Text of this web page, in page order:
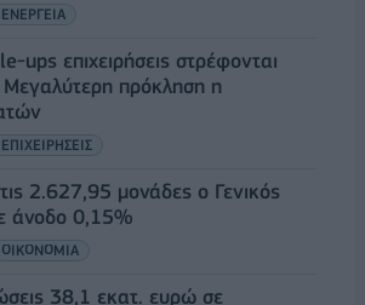
ΕΝΕΡΓΕΙΑ
ups επιχειρήσεις στρέφονται
πρόκληση η
ΕΠΙΧΕΙΡΗΣΕΙΣ
2.627,95 μονάδες ο Γενικός
άνοδο 0,15%
ΟΙΚΟΝΟΜΙΑ
38,1 εκατ. ευρώ σε